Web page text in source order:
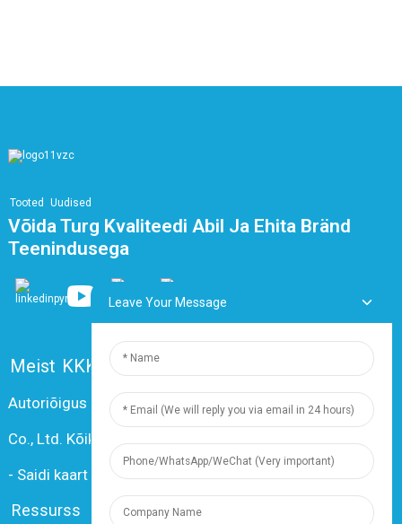
Tooted Uudised
Võida Turg Kvaliteedi Abil Ja Ehita Bränd
Teenindusega
Meist KKK Võta meiega ühendust
Autoriõigus © 2024 Shanghai Dingzun Electric & Cable
Co., Ltd. Kõik õigused kaitstud.
- Saidi kaart- Resource
Ressurss
Leave Your Message